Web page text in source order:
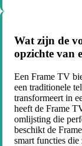
Wat zijn de
opzichte van
Een Frame TV
een traditionele
transformeert in
heeft de Frame
omlijsting die
beschikt de
smart functies